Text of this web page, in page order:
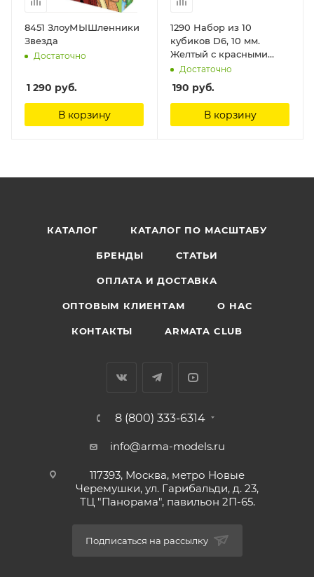
8451 ЗлоуМЫШленники
Звезда
Достаточно
1 290 руб.
В корзину
1290 Набор из 10
кубиков D6, 10 мм.
Желтый с красными
точками в блистере
Кубики собственного
производства Звезда
Достаточно
190 руб.
В корзину
КАТАЛОГ КАТАЛОГ ПО МАСШТАБУ
БРЕНДЫ СТАТЬИ
ОПЛАТА И ДОСТАВКА
ОПТОВЫМ КЛИЕНТАМ О НАС
КОНТАКТЫ ARMATA CLUB
8 (800) 333-6314
info@arma-models.ru
117393, Москва, метро Новые
Черемушки, ул. Гарибальди, д. 23,
ТЦ "Панорама", павильон 2П-65.
Подписаться на рассылку